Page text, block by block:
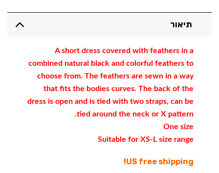
750.00 ₪.
585.00 ₪.
תיאור
A short dress covered with feathers in a
combined natural black and colorful feathers to
choose from. The feathers are sewn in a way
that fits the bodies curves. The back of the
dress is open and is tied with two straps, can be
tied around the neck or X pattern.
One size
Suitable for XS-L size range
US free shipping!